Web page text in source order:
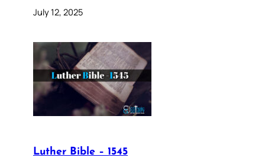
July 12, 2025
Luther Bible – 1545